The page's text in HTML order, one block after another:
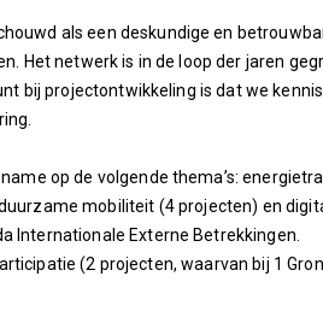
als een deskundige en
Het netwerk is in de loop der jaren
bij projectontwikkeling is dat we
op de volgende thema’s:
mobiliteit (4 projecten) en
Internationale Externe Betrekkingen.
(2 projecten, waarvan bij 1